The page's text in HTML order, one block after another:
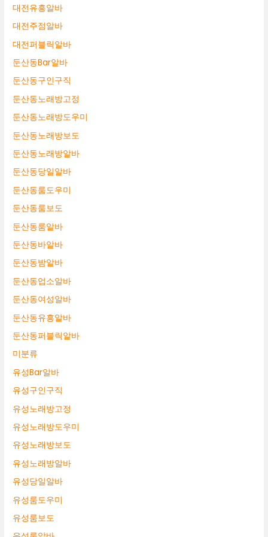
대전유흥알바
대전주점알바
대전퍼블릭알바
둔산동Bar알바
둔산동구인구직
둔산동노래방고정
둔산동노래방도우미
둔산동노래방보도
둔산동노래방알바
둔산동당일알바
둔산동룸도우미
둔산동룸보도
둔산동룸알바
둔산동바알바
둔산동밤알바
둔산동업소알바
둔산동여성알바
둔산동유흥알바
둔산동퍼블릭알바
미분류
유성Bar알바
유성구인구직
유성노래방고정
유성노래방도우미
유성노래방보도
유성노래방알바
유성당일알바
유성룸도우미
유성룸보도